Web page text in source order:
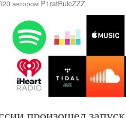
автором P1ratRuleZZZ